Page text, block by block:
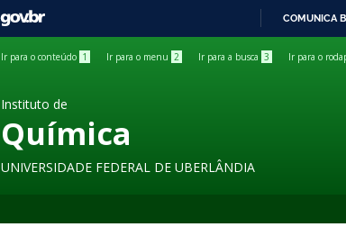
GOVBR
COMUNICA
Ir para o conteúdo 1 Ir para o menu 2 Ir para a busca 3 Ir para o
Instituto de
Química
UNIVERSIDADE FEDERAL DE UBERLÂNDIA